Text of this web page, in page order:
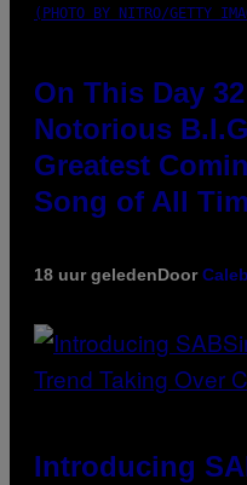
(PHOTO BY NITRO/GETTY
On This Day
Notorious
Greatest
Song of All
18 uur geledenDoor
Introducing